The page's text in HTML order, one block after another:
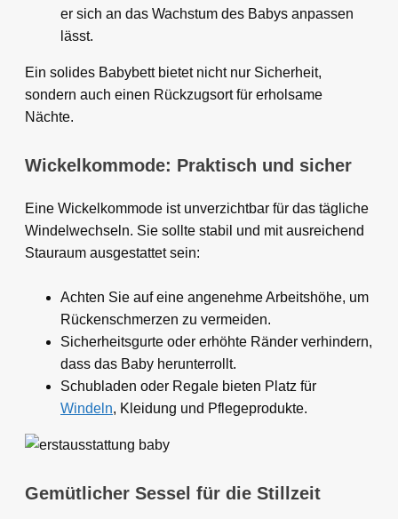
er sich an das Wachstum des Babys anpassen
lässt.
Ein solides Babybett bietet nicht nur Sicherheit,
sondern auch einen Rückzugsort für erholsame
Nächte.
Wickelkommode: Praktisch und sicher
Eine Wickelkommode ist unverzichtbar für das tägliche
Windelwechseln. Sie sollte stabil und mit ausreichend
Stauraum ausgestattet sein:
Achten Sie auf eine angenehme Arbeitshöhe, um
Rückenschmerzen zu vermeiden.
Sicherheitsgurte oder erhöhte Ränder verhindern,
dass das Baby herunterrollt.
Schubladen oder Regale bieten Platz für
Windeln, Kleidung und Pflegeprodukte.
Gemütlicher Sessel für die Stillzeit